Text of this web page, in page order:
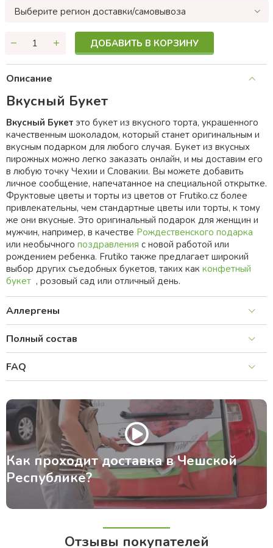
Выберите регион доставки/самовывоза
ДОБАВИТЬ В КОРЗИНУ
Описание
Вкусный Букет
Вкусный Букет это букет из вкусного торта, украшенного
качественным шоколадом, который станет оригинальным и
вкусным подарком для любого случая. Букет из вкусных
пирожных можно легко заказать онлайн, и мы доставим его
в любую точку Чехии и Словакии. Вы можете добавить
личное сообщение, напечатанное на специальной открытке.
Фруктовые цветы и торты из цветов от Frutiko.cz более
привлекательны, чем стандартные цветы или торты, к тому
же они вкусные. Это оригинальный подарок для женщин и
мужчин, например, в качестве Рождественского подарка
или необычного поздравления с новой работой или
рождением ребенка. Frutiko также предлагает широкий
выбор других съедобных букетов, таких как конфетный
букет , розовый сад или отличный день.
Аллергены
Полный состав
FAQ
Как проходит доставка в Чешской
Республике?
Отзывы покупателей